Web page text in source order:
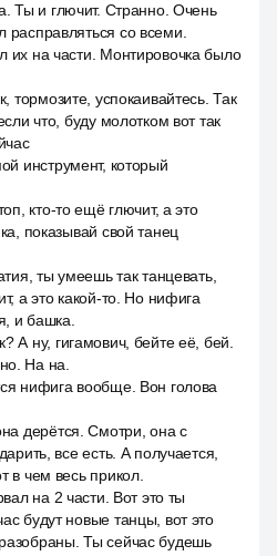
Ты и глючит. Странно. Очень
со всеми.
их на части. Монтировочка было
тормозите, успокаивайтесь. Так
что, буду молотком вот так
инструмент, который
кто-то ещё глючит, а это
показывай свой танец
ты умеешь так танцевать,
а это какой-то. Но нифига
и башка.
А ну, гигамович, бейте её, бей.
На на.
нифига вообще. Вон голова
дерётся. Смотри, она с
все есть. А получается,
в чем весь прикол.
на 2 части. Вот это ты
будут новые танцы, вот это
Ты сейчас будешь